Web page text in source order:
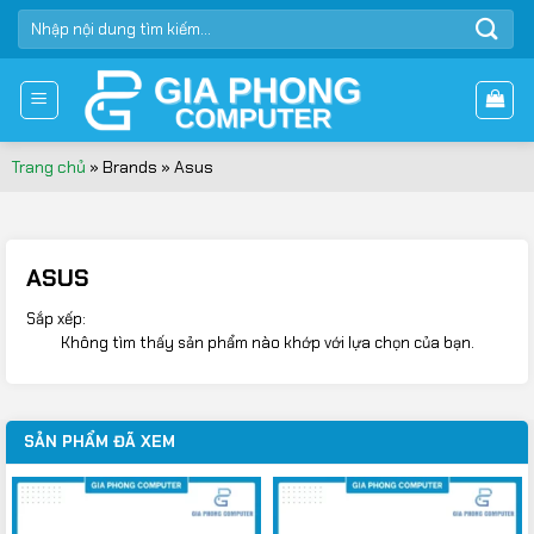
Bỏ
qua
dung
TÌM
KIẾM:
Trang chủ » Brands » Asus
ASUS
Sắp xếp:
Không tìm thấy sản phẩm nào khớp với lựa chọn của bạn.
SẢN PHẨM ĐÃ XEM